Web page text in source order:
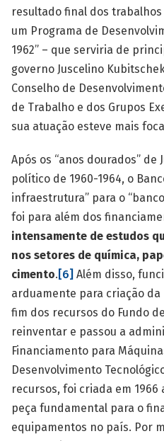
resultado final dos
um Programa de
1962” – que serviria de
governo Juscelino
Conselho de
de Trabalho e dos Grupos
sua atuação esteve mais
Após os “anos dourados”
político de 1960-1964, o
infraestrutura” para o
foi para além dos
intensamente de estudos
nos setores de química,
cimento. [6] Além disso,
arduamente para criação da
fim dos recursos do Fundo
reinventar e passou a
Financiamento para
Desenvolvimento
recursos, foi criada em
peça fundamental para o
equipamentos no país. Por